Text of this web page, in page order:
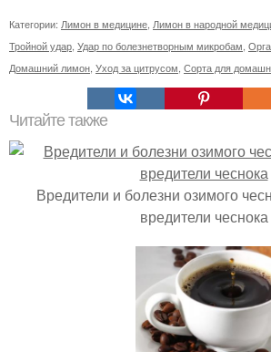
Категории: Лимон в медицине Лимон в народной
Тройной удар Удар по болезнетворным микробам
Домашний лимон Уход за цитрусом Сорта для
Читайте также
Вредители и болезни озимого
вредители чеснока